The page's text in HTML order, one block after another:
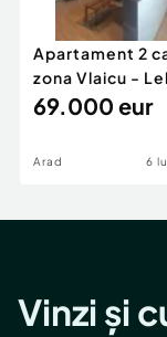
Apartament 2
zona Vlaicu -
69.000 eur
Arad 6
Vinzi și